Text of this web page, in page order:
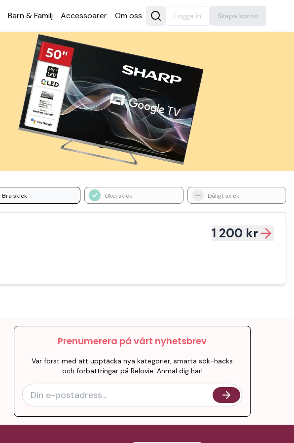
Barn & Familj Acces­soarer Om oss Logga in Skapa konto
Bra skick Okej skick Dåligt skick
1 200 kr
Prenumerera på vårt nyhetsbrev
Var först med att upptäcka nya kategorier, smarta sök-hacks
och förbättringar på Relovie. Anmäl dig här!